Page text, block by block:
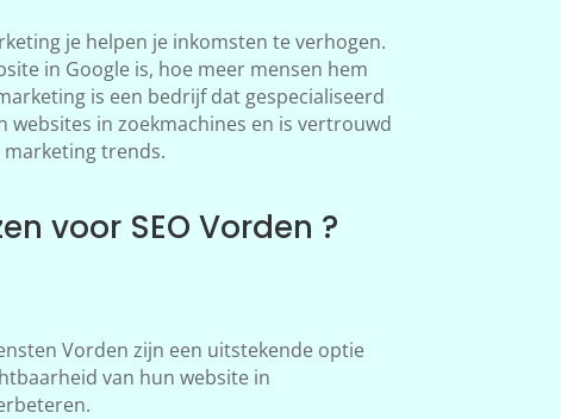
je helpen je inkomsten te verhogen.
in Google is, hoe meer mensen hem
is een bedrijf dat gespecialiseerd
websites in zoekmachines en is vertrouwd
trends.
voor SEO Vorden ?
Vorden zijn een uitstekende optie
van hun website in